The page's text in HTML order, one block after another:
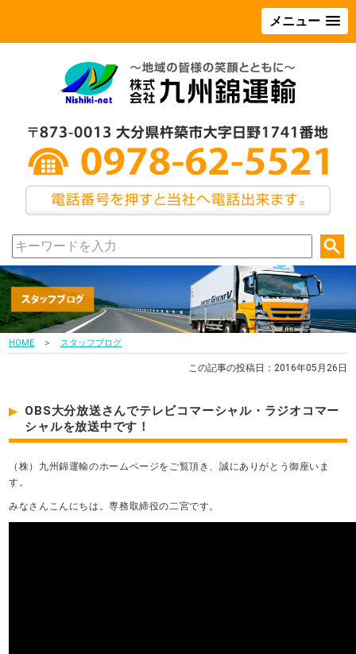
メニュー
HOME ＞ スタッフブログ
この記事の投稿日：2016年05月26日
OBS大分放送さんでテレビコマーシャル・ラジオコマー
シャルを放送中です！
（株）九州錦運輸のホームページをご覧頂き、誠にありがとう御座いま
す。
みなさんこんにちは。専務取締役の二宮です。